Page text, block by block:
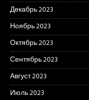
Декабрь 2023
Ноябрь 2023
Октябрь 2023
Сентябрь 2023
Август 2023
Июль 2023